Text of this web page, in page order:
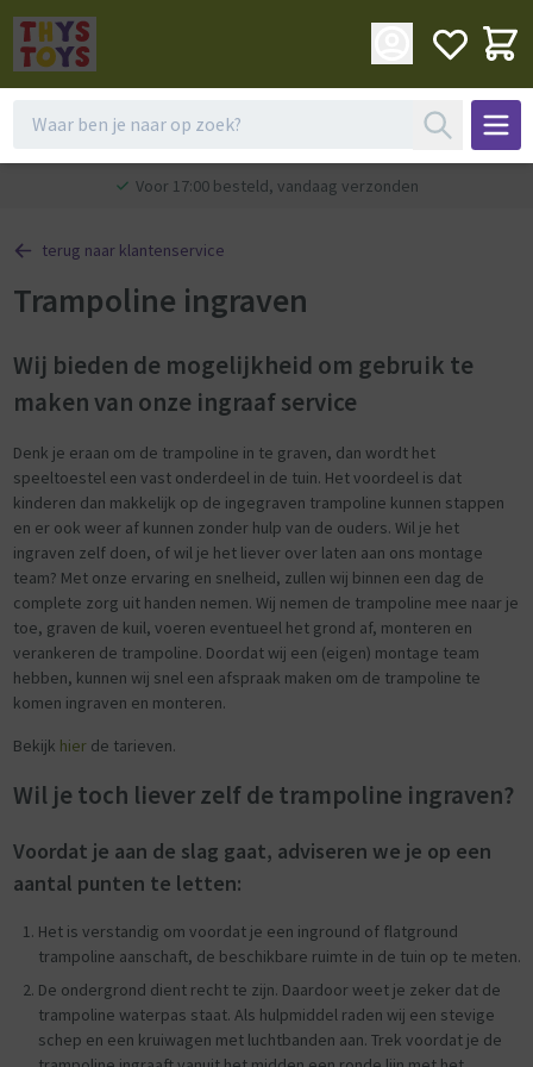
Voor 17:00 besteld, vandaag verzonden
terug naar klantenservice
Trampoline ingraven
Wij bieden de mogelijkheid om gebruik te
maken van onze ingraaf service
Denk je eraan om de trampoline in te graven, dan wordt het
speeltoestel een vast onderdeel in de tuin. Het voordeel is dat
kinderen dan makkelijk op de ingegraven trampoline kunnen stappen
en er ook weer af kunnen zonder hulp van de ouders. Wil je het
ingraven zelf doen, of wil je het liever over laten aan ons montage
team? Met onze ervaring en snelheid, zullen wij binnen een dag de
complete zorg uit handen nemen. Wij nemen de trampoline mee naar je
toe, graven de kuil, voeren eventueel het grond af, monteren en
verankeren de trampoline. Doordat wij een (eigen) montage team
hebben, kunnen wij snel een afspraak maken om de trampoline te
komen ingraven en monteren.
Bekijk hierde tarieven.
Wil je toch liever zelf de trampoline ingraven?
Voordat je aan de slag gaat, adviseren we je op een
aantal punten te letten:
Het is verstandig om voordat je een inground of flatground
trampoline aanschaft, de beschikbare ruimte in de tuin op te meten.
De ondergrond dient recht te zijn. Daardoor weet je zeker dat de
trampoline waterpas staat. Als hulpmiddel raden wij een stevige
schep en een kruiwagen met luchtbanden aan. Trek voordat je de